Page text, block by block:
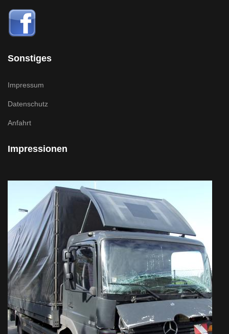
Sonstiges
Impressum
Datenschutz
Anfahrt
Impressionen